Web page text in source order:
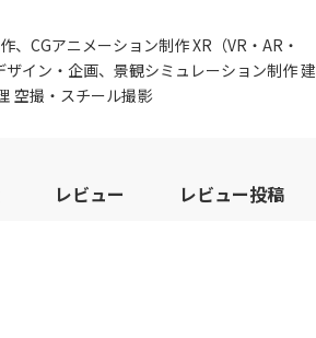
、CGアニメーション制作 XR（VR・AR・
ザイン・企画、景観シミュレーション制作 建
空撮・スチール撮影
レビュー レビュー投稿